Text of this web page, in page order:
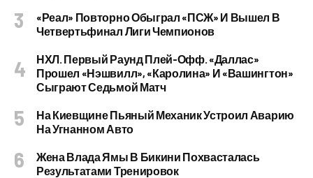
«Реал» Повторно Обыграл «ПСЖ» И Вышел В
Четвертьфинал Лиги Чемпионов
НХЛ. Первый Раунд Плей-Офф. «Даллас»
Прошел «Нэшвилл», «Каролина» И «Вашингтон»
Сыграют Седьмой Матч
На Киевщине Пьяный Механик Устроил Аварию
На Угнанном Авто
Жена Влада Ямы В Бикини Похвасталась
Результатами Тренировок